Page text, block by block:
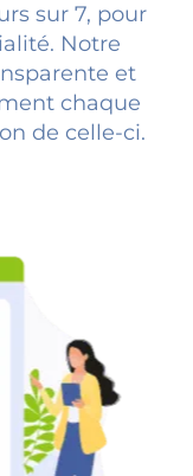
sur 7, pour
Notre
et
chaque
de celle-ci.